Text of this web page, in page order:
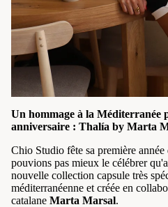
Un hommage à la Méditerranée
anniversaire : Thalía by Marta
Chio Studio fête sa première
pouvions pas mieux le célébrer
nouvelle collection capsule très
méditerranéenne et créée en
catalane Marta Marsal.